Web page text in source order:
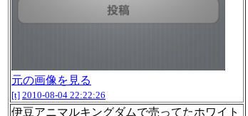
元の画像を見る
[t] 2010-08-04 22:22:26
伊豆アニマルキングダムで売ってたホワイト